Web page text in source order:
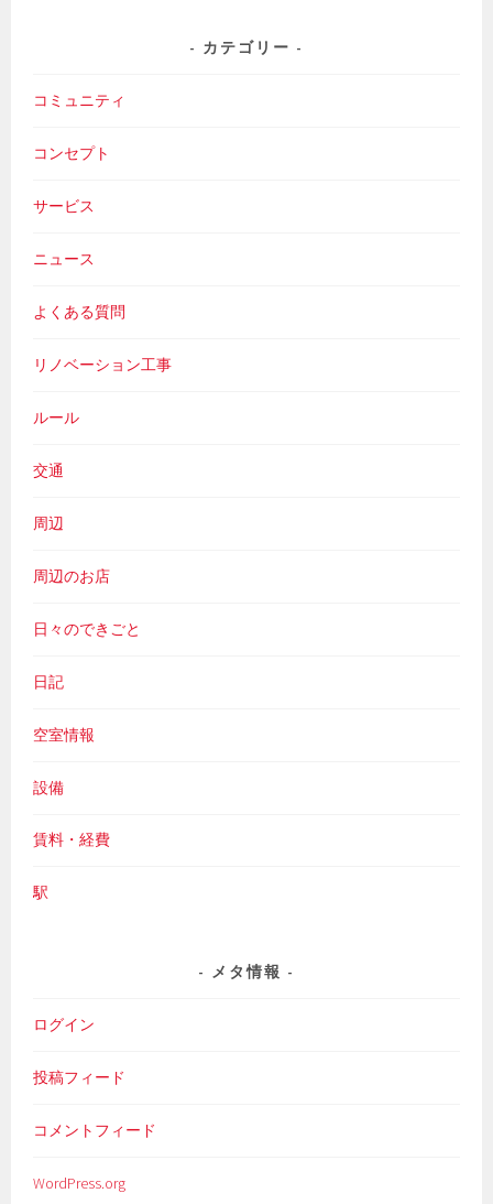
カテゴリー
コミュニティ
コンセプト
サービス
ニュース
よくある質問
リノベーション工事
ルール
交通
周辺
周辺のお店
日々のできごと
日記
空室情報
設備
賃料・経費
駅
メタ情報
ログイン
投稿フィード
コメントフィード
WordPress.org